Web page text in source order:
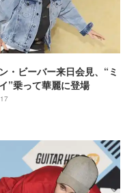
・ビーバー来日会見、“ミ
”乗って華麗に登場